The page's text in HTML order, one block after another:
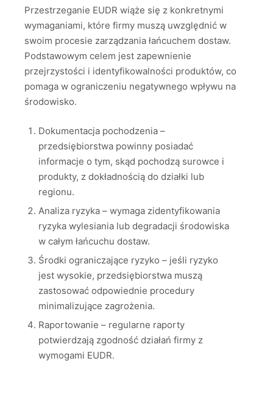
Przestrzeganie EUDR wiąże się z konkretnymi
wymaganiami, które firmy muszą uwzględnić w
swoim procesie zarządzania łańcuchem dostaw.
Podstawowym celem jest zapewnienie
przejrzystości i identyfikowalności produktów, co
pomaga w ograniczeniu negatywnego wpływu na
środowisko.
Dokumentacja pochodzenia –
przedsiębiorstwa powinny posiadać
informacje o tym, skąd pochodzą surowce i
produkty, z dokładnością do działki lub
regionu.
Analiza ryzyka – wymaga zidentyfikowania
ryzyka wylesiania lub degradacji środowiska
w całym łańcuchu dostaw.
Środki ograniczające ryzyko – jeśli ryzyko
jest wysokie, przedsiębiorstwa muszą
zastosować odpowiednie procedury
minimalizujące zagrożenia.
Raportowanie – regularne raporty
potwierdzają zgodność działań firmy z
wymogami EUDR.